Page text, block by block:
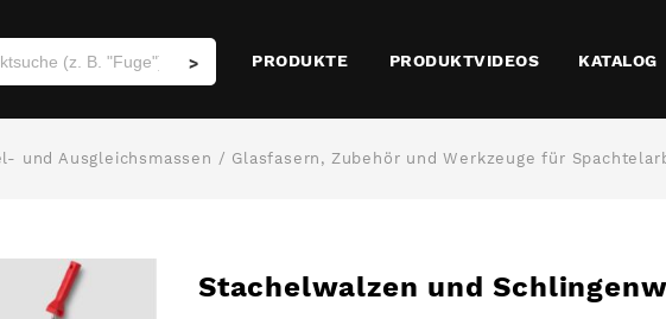
> PRODUKTE PRODUKTVIDEOS KATALOG
und Ausgleichsmassen / Glasfasern, Zubehör und Werkzeuge für
Stachelwalzen und